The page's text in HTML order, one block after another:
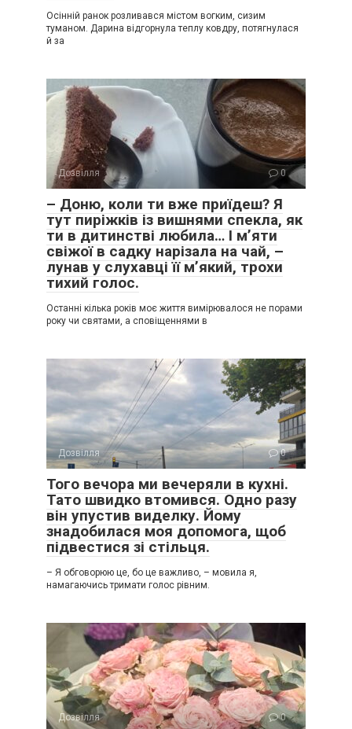
Осінній ранок розливався містом вогким, сизим
туманом. Дарина відгорнула теплу ковдру, потягнулася
й за
Дозвілля 0
– Доню, коли ти вже приїдеш? Я
тут пиріжків із вишнями спекла, як
ти в дитинстві любила… І м’яти
свіжої в садку нарізала на чай, –
лунав у слухавці її м’який, трохи
тихий голос.
Останні кілька років моє життя вимірювалося не порами
року чи святами, а сповіщеннями в
Дозвілля 0
Того вечора ми вечеряли в кухні.
Тато швидко втомився. Одно разу
він упустив виделку. Йому
знадобилася моя допомога, щоб
підвестися зі стільця.
– Я обговорюю це, бо це важливо, – мовила я,
намагаючись тримати голос рівним.
Дозвілля 0